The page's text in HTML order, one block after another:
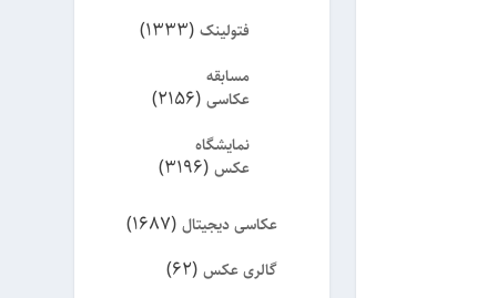
فتولینک(1333)
مسابقه
عکاسی(2156)
نمایشگاه
عکس(3196)
عکاسی دیجیتال(1687)
گالری عکس(62)